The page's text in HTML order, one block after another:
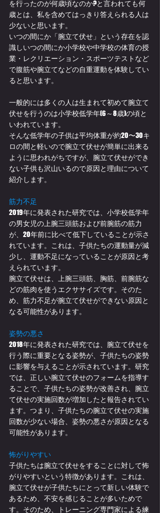
を行ったのが何歳頃なのか?と言われても何
歳とは、私を含めてはっきり答えられる人は
少ないと思います。
いつの間にか「腕立て伏せ」という存在を認
識しいつの間にか小学校や中学校の体育の授
業・レクリエーション・スポーツテストなど
で腹筋や腕立てなどの自重運動を体験してい
ると思います。
一般的には多くの人は生まれて初めて腕立て
伏せを行うのは小学校低学年(6～8歳)の頃と
いわれています。
そんな低学年の子供は平均体重が約20〜30キ
ロの間と軽いので腕立て伏せが簡単に出来る
ように思われがちですが、腕立て伏せができ
ない子供も沢山いるので原因と理由について
紹介します。
筋力不足
2019年に発表された研究では、小学校低学年
の男女児の上腕三頭筋および前腕筋の筋力
が、20年前に比べて低下していることが示さ
れています。これは、子供たちの運動量が減
少し、運動不足になっていることが原因と考
えられています。
腕立て伏せは、上腕三頭筋、胸筋、前腕筋な
どの筋肉を使うエクササイズです。そのた
め、筋力不足が腕立て伏せができない原因と
なる可能性があります。
姿勢の悪さ
2018年に発表された研究では、腕立て伏せを
行う際に重要となる姿勢が、子供たちの姿勢
に影響を与えることが示されています。研究
では、正しい腕立て伏せのフォームを指導す
ることで、子供たちの姿勢が改善され、腕立
て伏せの実施回数が増加したと報告されてい
ます。つまり、子供たちの腕立て伏せの実施
回数が少ない場合、姿勢の悪さが原因となる
可能性があります。
怖がりやすい
子供たちは腕立て伏せをすることに対して怖
がりやすいという特徴があります。これは、
腕立て伏せが子供たちにとって新しい体験で
あるため、不安を感じることが多いためで
す。そのため、トレーニング専門家による練